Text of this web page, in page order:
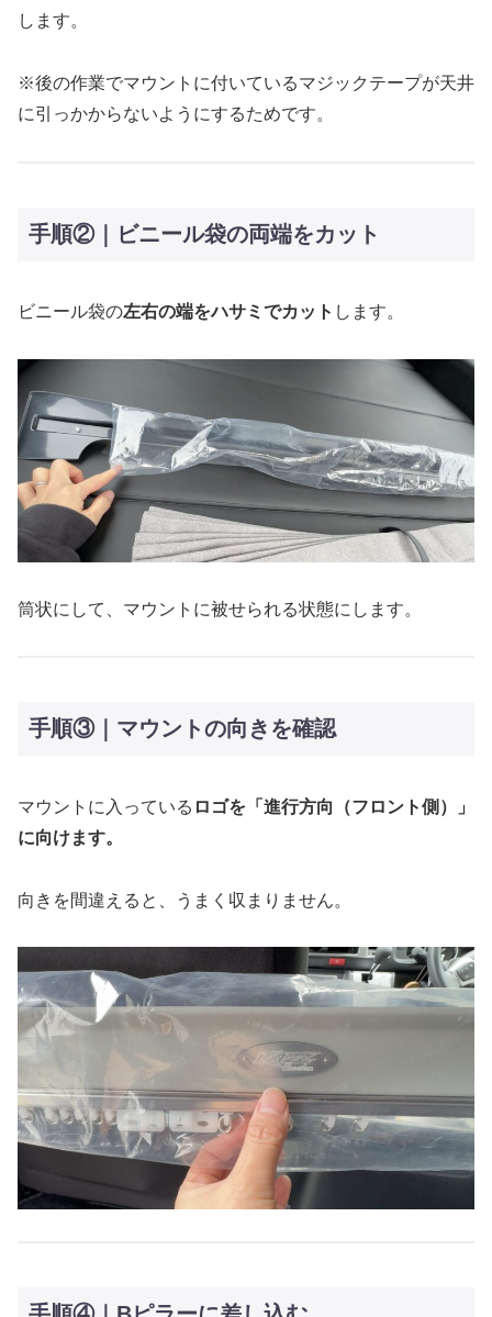
します。
※後の作業でマウントに付いているマジックテープが天井
に引っかからないようにするためです。
手順②｜ビニール袋の両端をカット
ビニール袋の左右の端をハサミでカット します。
筒状にして、マウントに被せられる状態にします。
手順③｜マウントの向きを確認
マウントに入っている ロゴを「進行方向（フロント側）」
に向けます。
向きを間違えると、うまく収まりません。